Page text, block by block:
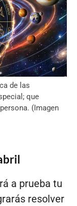
de las
que
(Imagen
a prueba tu
resolver